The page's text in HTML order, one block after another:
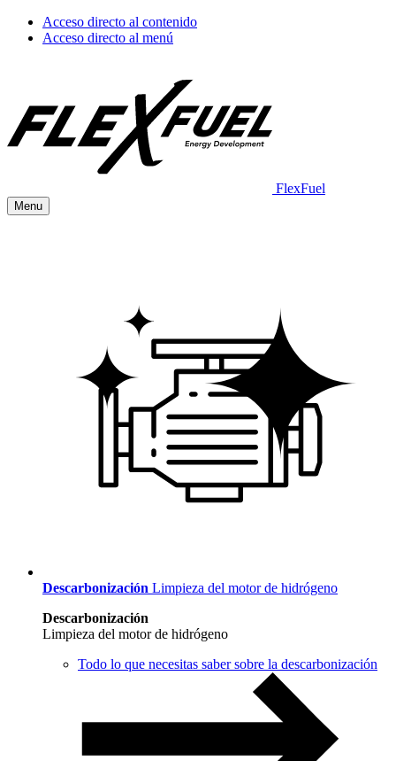
Acceso directo al contenido
Acceso directo al menú
FlexFuel
Menu
Descarbonización Limpieza del motor de hidrógeno
Descarbonización
Limpieza del motor de hidrógeno
Todo lo que necesitas saber sobre la descarbonización